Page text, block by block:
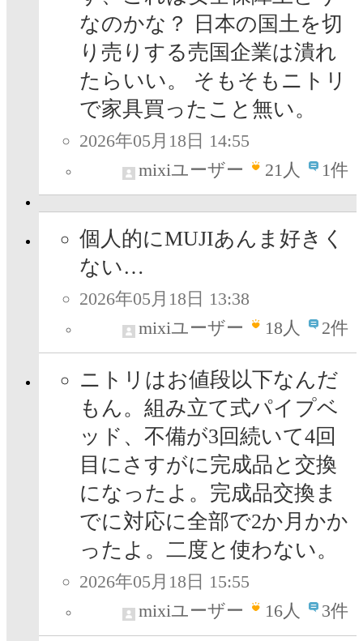
なのかな？ 日本の国土を切
り売りする売国企業は潰れ
たらいい。 そもそもニトリ
で家具買ったこと無い。
2026年05月18日 14:55
mixiユーザー
21人 1件
個人的にMUJIあんま好きく
ない…
2026年05月18日 13:38
mixiユーザー
18人 2件
ニトリはお値段以下なんだ
もん。組み立て式パイプベ
ッド、不備が3回続いて4回
目にさすがに完成品と交換
になったよ。完成品交換ま
でに対応に全部で2か月かか
ったよ。二度と使わない。
2026年05月18日 15:55
mixiユーザー
16人 3件